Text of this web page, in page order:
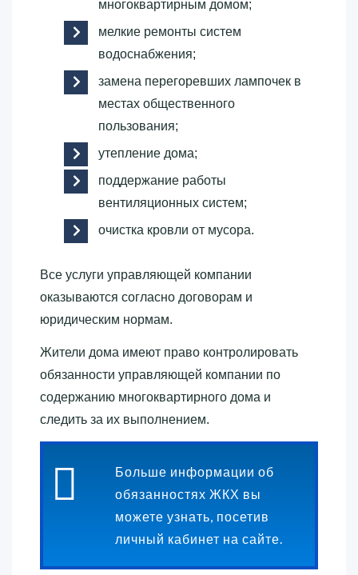
многоквартирным домом;
мелкие ремонты систем
водоснабжения;
замена перегоревших лампочек в
местах общественного
пользования;
утепление дома;
поддержание работы
вентиляционных систем;
очистка кровли от мусора.
Все услуги управляющей компании
оказываются согласно договорам и
юридическим нормам.
Жители дома имеют право контролировать
обязанности управляющей компании по
содержанию многоквартирного дома и
следить за их выполнением.
Больше информации об
обязанностях ЖКХ вы
можете узнать, посетив
личный кабинет на сайте.